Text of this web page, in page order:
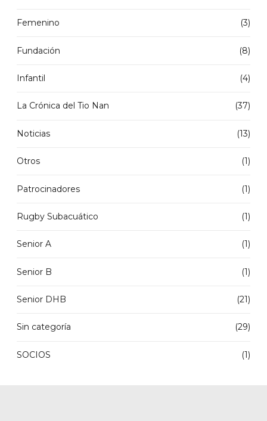
Femenino (3)
Fundación (8)
Infantil (4)
La Crónica del Tio Nan (37)
Noticias (13)
Otros (1)
Patrocinadores (1)
Rugby Subacuático (1)
Senior A (1)
Senior B (1)
Senior DHB (21)
Sin categoría (29)
SOCIOS (1)